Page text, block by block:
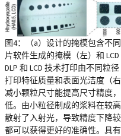
图4：（a）设计的掩模包含不
片软件生成的掩模（左）和
DLP 和 LCD 技术打印由不同粒
打印特征质量和表面光洁度（
减小颗粒尺寸能提高尺寸精度
低。由小粒径制成的浆料在较
散射了入射光，导致精度下降
都可以获得更好的准确性。具